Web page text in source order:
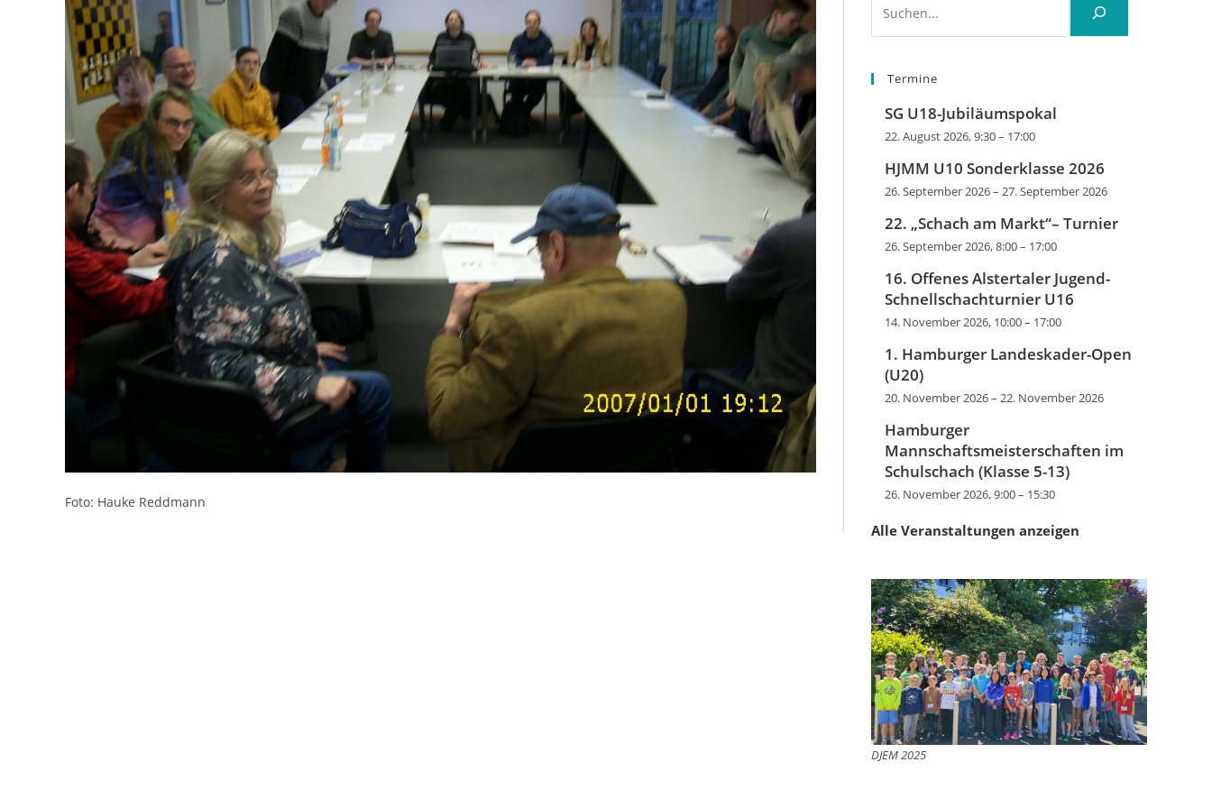
Foto: Hauke Reddmann
Termine
SG U18-Jubiläumspokal
22. August 2026, 9:30– 17:00
HJMM U10 Sonderklasse 2026
26. September 2026– 27. September 2026
22. „Schach am Markt“– Turnier
26. September 2026, 8:00– 17:00
16. Offenes Alstertaler Jugend-
Schnellschachturnier U16
14. November 2026, 10:00– 17:00
1. Hamburger Landeskader-Open
(U20)
20. November 2026– 22. November 2026
Hamburger
Mannschaftsmeisterschaften im
Schulschach (Klasse 5-13)
26. November 2026, 9:00– 15:30
Alle Veranstaltungen anzeigen
DJEM 2025